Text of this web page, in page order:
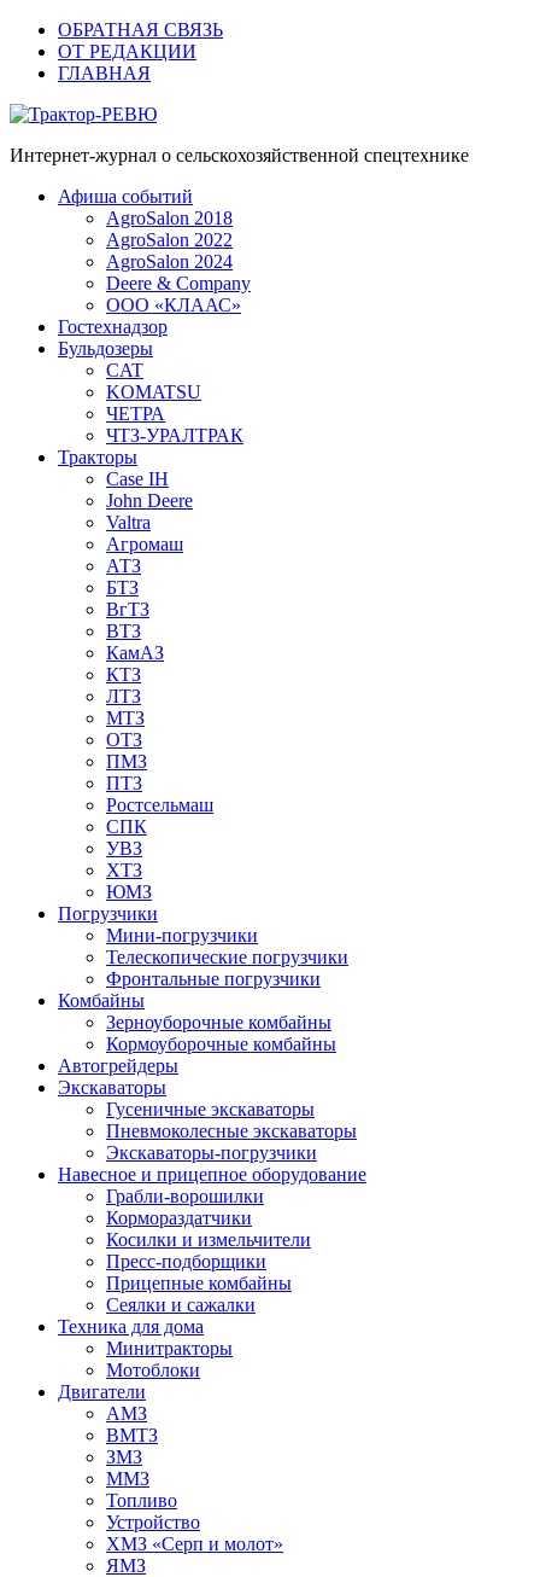
ОБРАТНАЯ СВЯЗЬ
ОТ РЕДАКЦИИ
ГЛАВНАЯ
Трактор-РЕВЮ
Интернет-журнал о сельскохозяйственной спецтехнике
Афиша событий
AgroSalon 2018
AgroSalon 2022
AgroSalon 2024
Deere & Company
ООО «КЛААС»
Гостехнадзор
Бульдозеры
CAT
KOMATSU
ЧЕТРА
ЧТЗ-УРАЛТРАК
Тракторы
Case IH
John Deere
Valtra
Агромаш
АТЗ
БТЗ
ВгТЗ
ВТЗ
КамАЗ
КТЗ
ЛТЗ
МТЗ
ОТЗ
ПМЗ
ПТЗ
Ростсельмаш
СПК
УВЗ
ХТЗ
ЮМЗ
Погрузчики
Мини-погрузчики
Телескопические погрузчики
Фронтальные погрузчики
Комбайны
Зерноуборочные комбайны
Кормоуборочные комбайны
Автогрейдеры
Экскаваторы
Гусеничные экскаваторы
Пневмоколесные экскаваторы
Экскаваторы-погрузчики
Навесное и прицепное оборудование
Грабли-ворошилки
Кормораздатчики
Косилки и измельчители
Пресс-подборщики
Прицепные комбайны
Сеялки и сажалки
Техника для дома
Минитракторы
Мотоблоки
Двигатели
АМЗ
ВМТЗ
ЗМЗ
ММЗ
Топливо
Устройство
ХМЗ «Серп и молот»
ЯМЗ